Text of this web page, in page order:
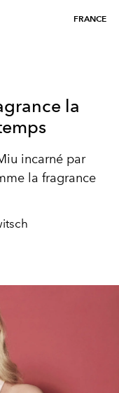
FRANCE
la
incarné par
la fragrance